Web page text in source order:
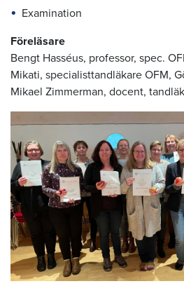
Examination
Föreläsare
Bengt Hasséus, professor, spec.
Mikati, specialisttandläkare OFM,
Mikael Zimmerman, docent,